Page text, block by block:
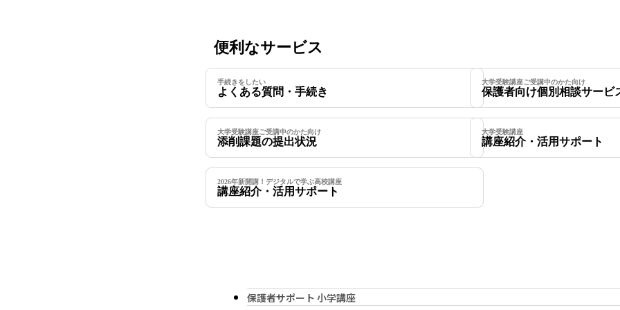
便利なサービス
手続きをしたい
よくある質問・手続き
大学受験講座ご受講中のかた向け
保護者向け個別相談サービ
大学受験講座ご受講中のかた向け
添削課題の提出状況
大学受験講座
講座紹介・活用サポート
2026年新開講！デジタルで学ぶ高校講座
講座紹介・活用サポート
保護者サポート 小学講座